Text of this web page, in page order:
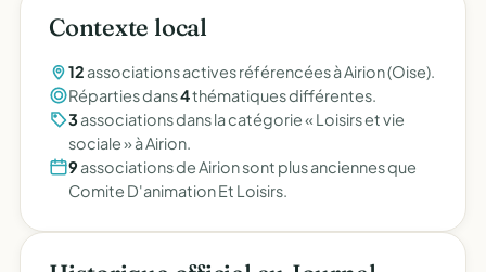
Contexte local
12 associations actives référencées à Airion (Oise).
Réparties dans4thématiques différentes.
3associations dans la catégorie « Loisirs et vie
sociale » à Airion.
9 associations de Airion sont plus anciennes que
Comite D'animation Et Loisirs.